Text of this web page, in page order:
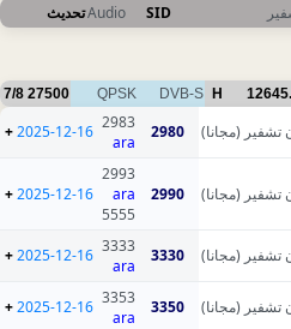
SID
Audioتحديث
H
DVB-S
QPSK
27500
7/8
تشفير (مجانا) 2980
2983
ara
2025-12-16
+
تشفير (مجانا) 2990
2993
ara
5555
2025-12-16
+
تشفير (مجانا) 3330
3333
ara
2025-12-16
+
تشفير (مجانا) 3350
3353
ara
2025-12-16
+